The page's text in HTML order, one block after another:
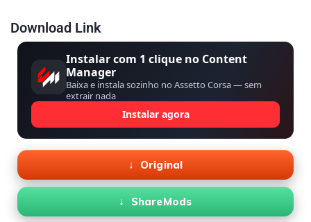
Download Link
Instalar com 1 clique no Content
Manager
Baixa e instala sozinho no Assetto Corsa — sem
extrair nada
Instalar agora
Original
ShareMods